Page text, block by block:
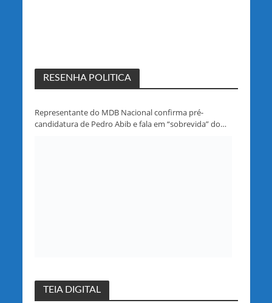
RESENHA POLITICA
Representante do MDB Nacional confirma pré-
candidatura de Pedro Abib e fala em “sobrevida” do
TEIA DIGITAL